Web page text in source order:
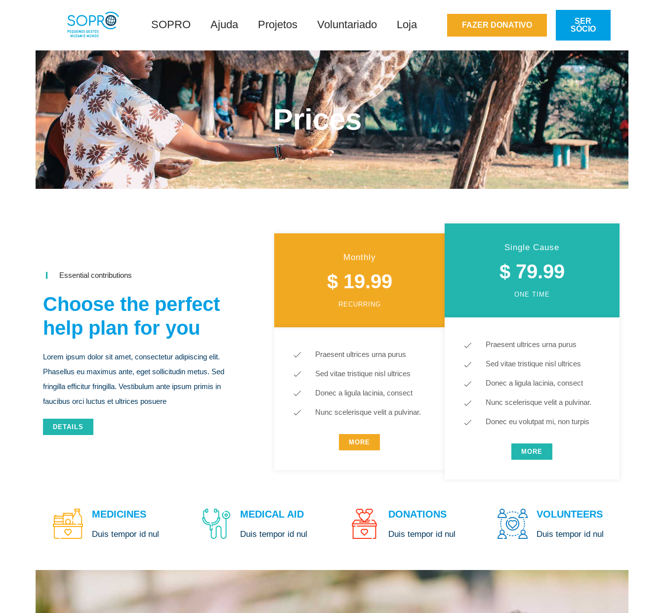
SOPRO Ajuda Projetos Voluntariado Loja FAZER DONATIVO
SER
SÓCIO
Prices
Essential contributions
Choose the perfect
help plan for you
Lorem ipsum dolor sit amet, consectetur adipiscing elit.
Phasellus eu maximus ante, eget sollicitudin metus. Sed
fringilla efficitur fringilla. Vestibulum ante ipsum primis in
faucibus orci luctus et ultrices posuere
DETAILS
Monthly
$ 19.99
RECURRING
Praesent ultrices urna purus
Sed vitae tristique nisl ultrices
Donec a ligula lacinia, consect
Nunc scelerisque velit a pulvinar.
MORE
Single Cause
$ 79.99
ONE TIME
Praesent ultrices urna purus
Sed vitae tristique nisl ultrices
Donec a ligula lacinia, consect
Nunc scelerisque velit a pulvinar.
Donec eu volutpat mi, non turpis
MORE
MEDICINES
Duis tempor id nul
MEDICAL AID
Duis tempor id nul
DONATIONS
Duis tempor id nul
VOLUNTEERS
Duis tempor id nul